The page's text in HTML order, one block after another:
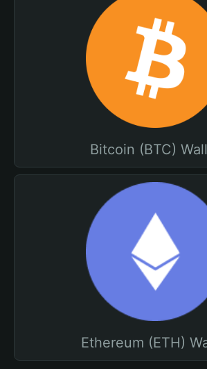
Bitcoin (BTC)
Ethereum (ETH)